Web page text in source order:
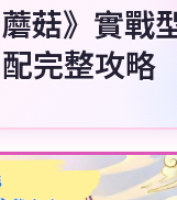
蘑菇》實戰
配完整攻略